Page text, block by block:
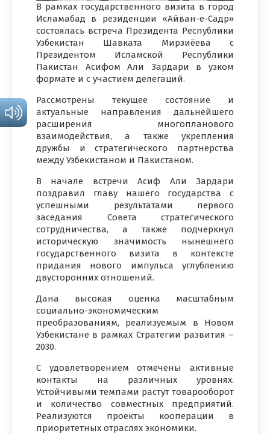
В рамках государственного визита в город
Исламабад в резиденции «Айван-е-Садр»
состоялась встреча Президента Республики
Узбекистан Шавката Мирзиёева с
Президентом Исламской Республики
Пакистан Асифом Али Зардари в узком
формате и с участием делегаций.
Рассмотрены текущее состояние и
актуальные направления дальнейшего
расширения многопланового
взаимодействия, а также укрепления
дружбы и стратегического партнерства
между Узбекистаном и Пакистаном.
В начале встречи Асиф Али Зардари
поздравил главу нашего государства с
успешными результатами первого
заседания Совета стратегического
сотрудничества, а также подчеркнул
историческую значимость нынешнего
государственного визита в контексте
придания нового импульса углублению
двусторонних отношений.
Дана высокая оценка масштабным
социально-экономическим
преобразованиям, реализуемым в Новом
Узбекистане в рамках Стратегии развития –
2030.
С удовлетворением отмечены активные
контакты на различных уровнях.
Устойчивыми темпами растут товарооборот
и количество совместных предприятий.
Реализуются проекты кооперации в
приоритетных отраслях экономики.